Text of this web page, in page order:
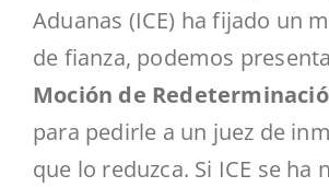
Aduanas (ICE) ha fijado un
de fianza, podemos
Moción de
para pedirle a un juez de
que lo reduzca. Si ICE se ha